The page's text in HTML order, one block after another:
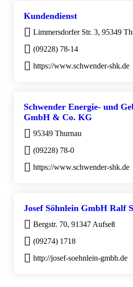
Kundendienst
Limmersdorfer Str. 3, 95349
(09228) 78-14
https://www.schwender-shk.de
Schwender Energie- und
GmbH & Co. KG
95349 Thurnau
(09228) 78-0
https://www.schwender-shk.de
Josef Söhnlein GmbH Ralf
Bergstr. 70, 91347 Aufseß
(09274) 1718
http://josef-soehnlein-gmbh.de